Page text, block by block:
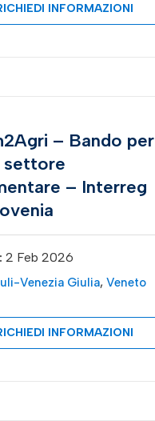
INFORMAZIONI
– Bando per
settore
– Interreg
2 Feb 2026
Venezia Giulia, Veneto
INFORMAZIONI